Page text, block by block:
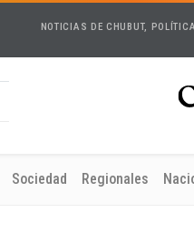
NOTICIAS DE CHUBUT,
Sociedad Regionales